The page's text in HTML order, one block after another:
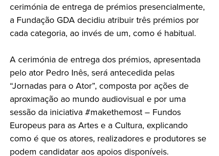
cerimónia de entrega de prémios presencialmente,
a Fundação GDA decidiu atribuir três prémios por
cada categoria, ao invés de um, como é habitual.
A cerimónia de entrega dos prémios, apresentada
pelo ator Pedro Inês, será antecedida pelas
“Jornadas para o Ator”, composta por ações de
aproximação ao mundo audiovisual e por uma
sessão da iniciativa #makethemost – Fundos
Europeus para as Artes e a Cultura, explicando
como é que os atores, realizadores e produtores se
podem candidatar aos apoios disponíveis.